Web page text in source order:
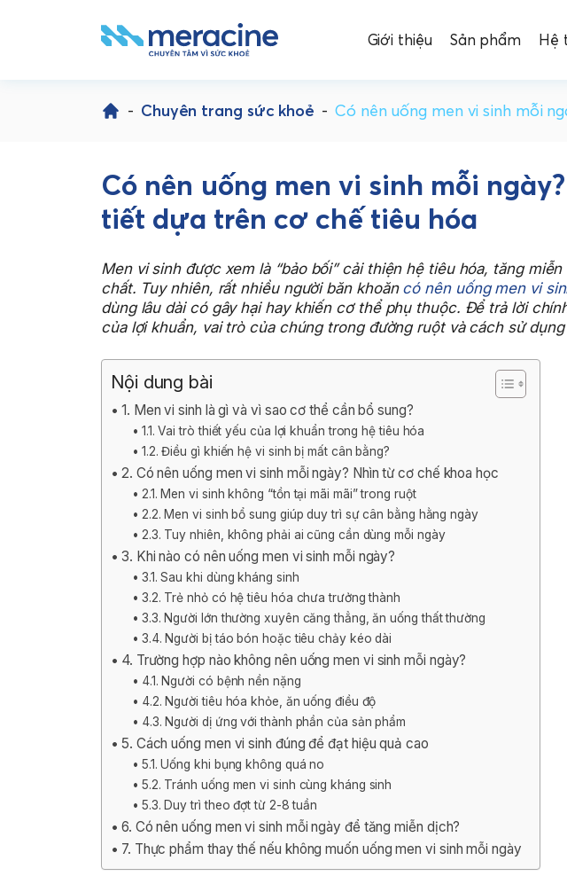
Giới thiệu Sản phẩm Hệ
- Chuyên trang sức khoẻ - Có nên uống men vi sinh mỗi
Có nên uống men vi sinh mỗi
tiết dựa trên cơ chế tiêu hóa
Men vi sinh được xem là “bảo bối” cải thiện hệ tiêu hóa, tăng
chất. Tuy nhiên, rất nhiều người băn khoăn có nên uống men vi
dùng lâu dài có gây hại hay khiến cơ thể phụ thuộc. Để trả lời
của lợi khuẩn, vai trò của chúng trong đường ruột và cách sử
Nội dung bài
1. Men vi sinh là gì và vì sao cơ thể cần bổ sung?
1.1. Vai trò thiết yếu của lợi khuẩn trong hệ tiêu hóa
1.2. Điều gì khiến hệ vi sinh bị mất cân bằng?
2. Có nên uống men vi sinh mỗi ngày? Nhìn từ cơ chế khoa học
2.1. Men vi sinh không “tồn tại mãi mãi” trong ruột
2.2. Men vi sinh bổ sung giúp duy trì sự cân bằng hằng ngày
2.3. Tuy nhiên, không phải ai cũng cần dùng mỗi ngày
3. Khi nào có nên uống men vi sinh mỗi ngày?
3.1. Sau khi dùng kháng sinh
3.2. Trẻ nhỏ có hệ tiêu hóa chưa trưởng thành
3.3. Người lớn thường xuyên căng thẳng, ăn uống thất thường
3.4. Người bị táo bón hoặc tiêu chảy kéo dài
4. Trường hợp nào không nên uống men vi sinh mỗi ngày?
4.1. Người có bệnh nền nặng
4.2. Người tiêu hóa khỏe, ăn uống điều độ
4.3. Người dị ứng với thành phần của sản phẩm
5. Cách uống men vi sinh đúng để đạt hiệu quả cao
5.1. Uống khi bụng không quá no
5.2. Tránh uống men vi sinh cùng kháng sinh
5.3. Duy trì theo đợt từ 2-8 tuần
6. Có nên uống men vi sinh mỗi ngày để tăng miễn dịch?
7. Thực phẩm thay thế nếu không muốn uống men vi sinh mỗi ngày